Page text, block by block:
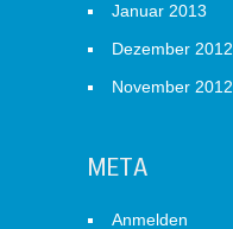
Januar 2013
Dezember 2012
November 2012
META
Anmelden